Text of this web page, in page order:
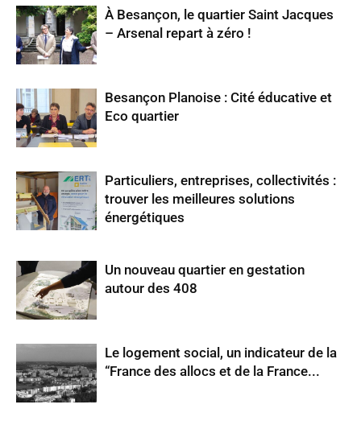
À Besançon, le quartier Saint Jacques
– Arsenal repart à zéro !
Besançon Planoise : Cité éducative et
Eco quartier
Particuliers, entreprises, collectivités :
trouver les meilleures solutions
énergétiques
Un nouveau quartier en gestation
autour des 408
Le logement social, un indicateur de la
“France des allocs et de la France...